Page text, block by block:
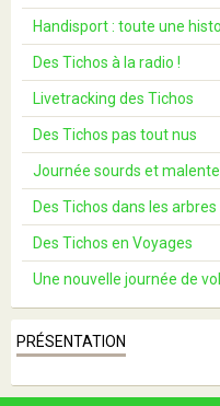
Handisport : toute une
Des Tichos à la radio !
Livetracking des Tichos
Des Tichos pas tout nus
Journée sourds et
Des Tichos dans les arbres
Des Tichos en Voyages
Une nouvelle journée de
PRÉSENTATION